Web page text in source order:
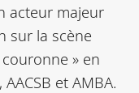
acteur majeur
sur la scène
» en
et AMBA.